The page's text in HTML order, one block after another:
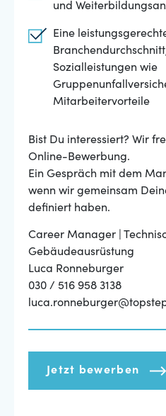
und
Eine
Sozialleistungen wie
Mitarbeitervorteile
Bist Du interessiert? Wir
Online-Bewerbung.
Ein Gespräch mit dem
wenn wir gemeinsam
definiert haben.
Career Manager |
Gebäudeausrüstung
Luca Ronneburger
030 / 516 958 3138
Jetzt bewerben